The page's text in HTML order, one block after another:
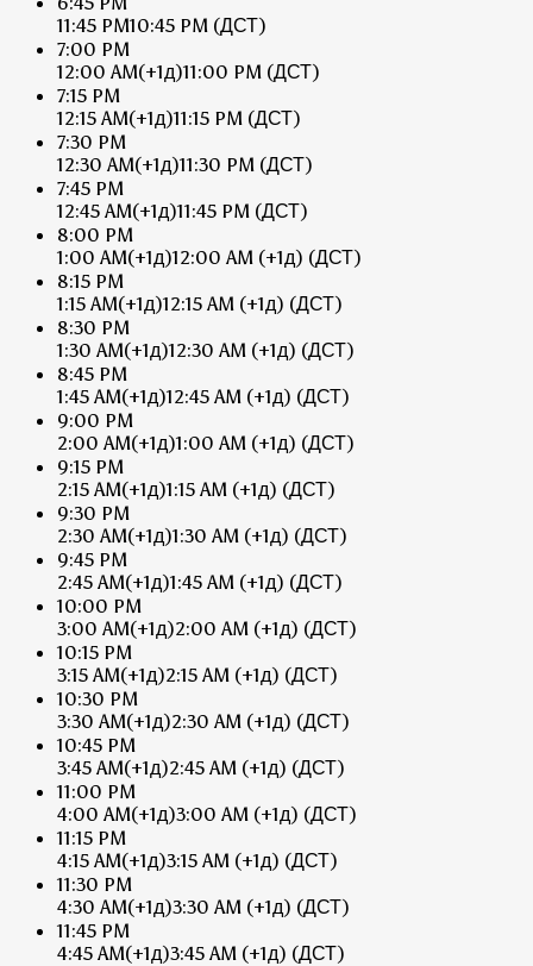
11:45 PM10:45 PM (ДСТ)
7:00 PM
12:00 AM(+1д)11:00 PM (ДСТ)
7:15 PM
12:15 AM(+1д)11:15 PM (ДСТ)
7:30 PM
12:30 AM(+1д)11:30 PM (ДСТ)
7:45 PM
12:45 AM(+1д)11:45 PM (ДСТ)
8:00 PM
1:00 AM(+1д)12:00 AM (+1д) (ДСТ)
8:15 PM
1:15 AM(+1д)12:15 AM (+1д) (ДСТ)
8:30 PM
1:30 AM(+1д)12:30 AM (+1д) (ДСТ)
8:45 PM
1:45 AM(+1д)12:45 AM (+1д) (ДСТ)
9:00 PM
2:00 AM(+1д)1:00 AM (+1д) (ДСТ)
9:15 PM
2:15 AM(+1д)1:15 AM (+1д) (ДСТ)
9:30 PM
2:30 AM(+1д)1:30 AM (+1д) (ДСТ)
9:45 PM
2:45 AM(+1д)1:45 AM (+1д) (ДСТ)
10:00 PM
3:00 AM(+1д)2:00 AM (+1д) (ДСТ)
10:15 PM
3:15 AM(+1д)2:15 AM (+1д) (ДСТ)
10:30 PM
3:30 AM(+1д)2:30 AM (+1д) (ДСТ)
10:45 PM
3:45 AM(+1д)2:45 AM (+1д) (ДСТ)
11:00 PM
4:00 AM(+1д)3:00 AM (+1д) (ДСТ)
11:15 PM
4:15 AM(+1д)3:15 AM (+1д) (ДСТ)
11:30 PM
4:30 AM(+1д)3:30 AM (+1д) (ДСТ)
11:45 PM
4:45 AM(+1д)3:45 AM (+1д) (ДСТ)